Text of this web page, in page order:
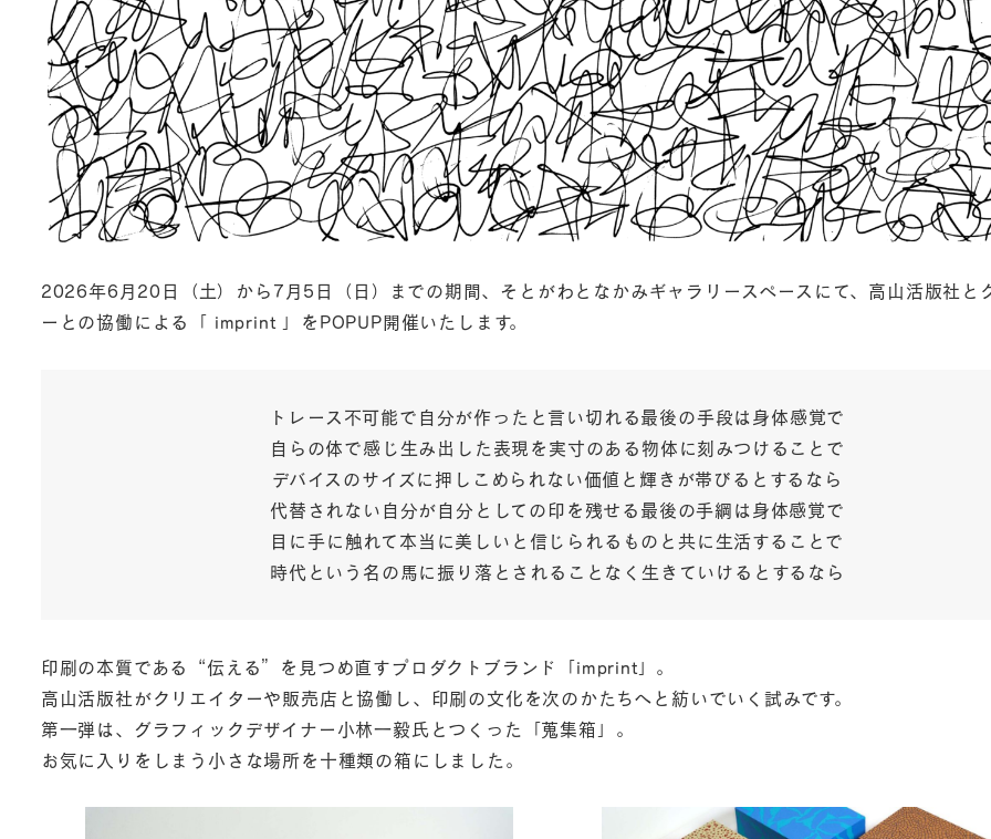
2026年6⽉20⽇（⼟）から7⽉5⽇（⽇）までの期間、そとがわとなかみギャラリースペースにて、高山活版社と
ーとの協働による「 imprint 」をPOPUP開催いたします。
トレース不可能で自分が作ったと言い切れる最後の手段は身体感覚で
自らの体で感じ生み出した表現を実寸のある物体に刻みつけることで
デバイスのサイズに押しこめられない価値と輝きが帯びるとするなら
代替されない自分が自分としての印を残せる最後の手綱は身体感覚で
目に手に触れて本当に美しいと信じられるものと共に生活することで
時代という名の馬に振り落とされることなく生きていけるとするなら
印刷の本質である“伝える”を見つめ直すプロダクトブランド「imprint」。
高山活版社がクリエイターや販売店と協働し、印刷の文化を次のかたちへと紡いでいく試みです。
第一弾は、グラフィックデザイナー小林一毅氏とつくった「蒐集箱」。
お気に入りをしまう小さな場所を十種類の箱にしました。